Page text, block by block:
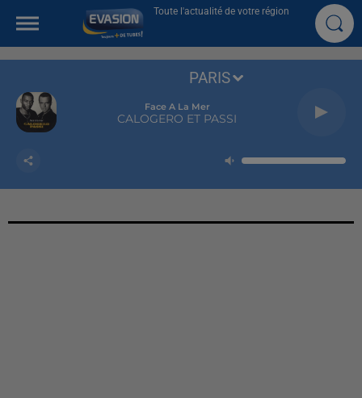
Toute l'actualité de votre région
Face A La Mer
CALOGERO ET PASSI
PARIS